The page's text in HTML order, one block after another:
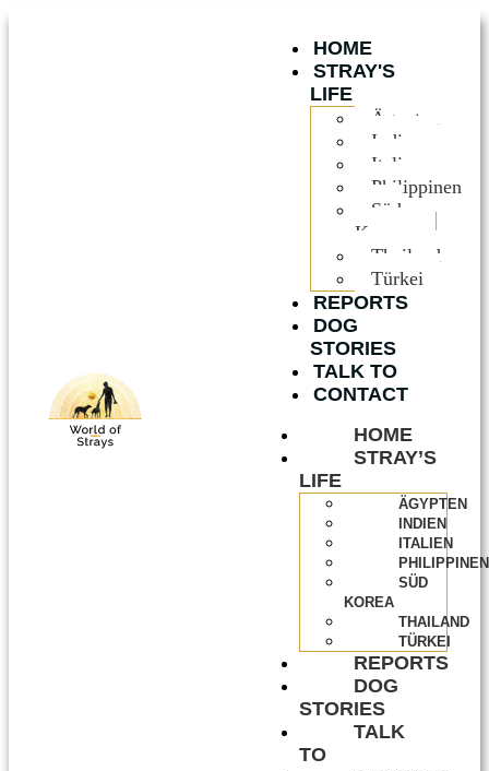
HOME
STRAY'S
LIFE
Ägypten
Indien
Italien
Philippinen
Süd
Korea
Thailand
Türkei
REPORTS
DOG
STORIES
TALK TO
CONTACT
HOME
STRAY’S
LIFE
ÄGYPTEN
INDIEN
ITALIEN
PHILIPPINEN
SÜD
KOREA
THAILAND
TÜRKEI
REPORTS
DOG
STORIES
TALK
TO